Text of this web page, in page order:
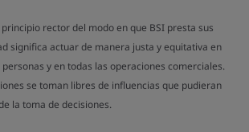
rector del modo en que BSI presta sus
significa actuar de manera justa y equitativa en
y en todas las operaciones comerciales.
se toman libres de influencias que pudieran
la toma de decisiones.